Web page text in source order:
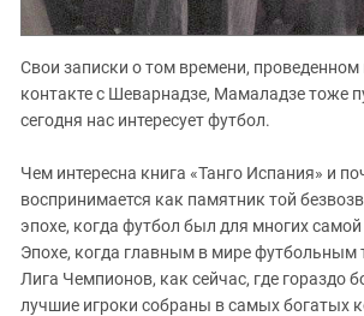
Свои записки о том времени,
контакте с Шеварнадзе, Мамаладзе тоже
сегодня нас интересует футбол.
Чем интересна книга «Танго Испания» и
воспринимается как памятник той
эпохе, когда футбол был для многих
Эпохе, когда главным в мире футбольным
Лига Чемпионов, как сейчас, где гораздо
лучшие игроки собраны в самых богатых